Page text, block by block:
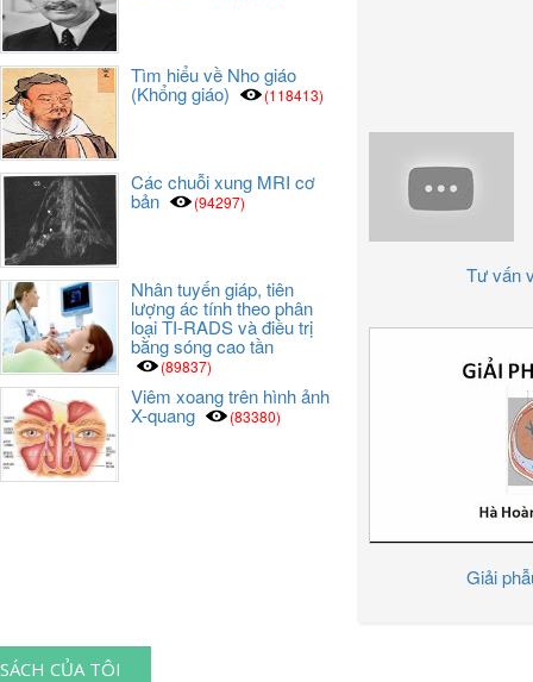
Tư vấn
Giải
Tìm hiểu về Nho giáo
(Khổng giáo) (118413)
Các chuỗi xung MRI cơ
bản (94297)
Nhân tuyến giáp, tiên
lượng ác tính theo phân
loại TI-RADS và điều trị
bằng sóng cao tần
(89837)
Viêm xoang trên hình ảnh
X-quang (83380)
SÁCH CỦA TÔI